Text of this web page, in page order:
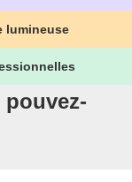
lumineuse